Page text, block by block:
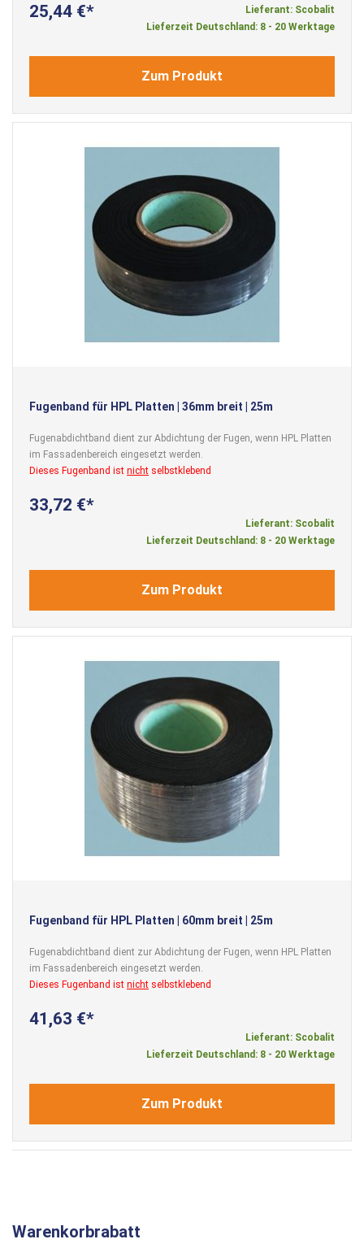
25,44 €
Lieferant: Scobalit
Lieferzeit Deutschland: 8 - 20 Werktage
Zum Produkt
Fugenband für HPL Platten | 36mm breit | 25m
Fugenabdichtband dient zur Abdichtung der Fugen, wenn HPL Platten
im Fassadenbereich eingesetzt werden.
Dieses Fugenband ist nicht selbstklebend
33,72 €
Lieferant: Scobalit
Lieferzeit Deutschland: 8 - 20 Werktage
Zum Produkt
Fugenband für HPL Platten | 60mm breit | 25m
Fugenabdichtband dient zur Abdichtung der Fugen, wenn HPL Platten
im Fassadenbereich eingesetzt werden.
Dieses Fugenband ist nicht selbstklebend
41,63 €
Lieferant: Scobalit
Lieferzeit Deutschland: 8 - 20 Werktage
Zum Produkt
Warenkorbrabatt